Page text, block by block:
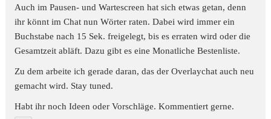
Auch im Pausen- und Wartescreen hat sich etwas getan, denn
ihr könnt im Chat nun Wörter raten. Dabei wird immer ein
Buchstabe nach 15 Sek. freigelegt, bis es erraten wird oder die
Gesamtzeit abläft. Dazu gibt es eine Monatliche Bestenliste.
Zu dem arbeite ich gerade daran, das der Overlaychat auch neu
gemacht wird. Stay tuned.
Habt ihr noch Ideen oder Vorschläge. Kommentiert gerne.